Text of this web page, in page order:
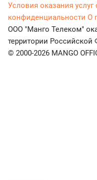
Условия оказания услуг
конфиденциальности О
ООО "Манго Телеком"
территории Российской
© 2000-2026 MANGO